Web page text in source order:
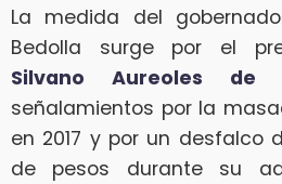
La medida del
Bedolla surge por el
Silvano Aureoles de
señalamientos por la
en 2017 y por un desfalco
de pesos durante su